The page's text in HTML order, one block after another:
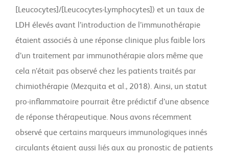
[Leucocytes]/[Leucocytes-Lymphocytes]) et un taux de
LDH élevés avant l’introduction de l’immunothérapie
étaient associés à une réponse clinique plus faible lors
d’un traitement par immunothérapie alors même que
cela n’était pas observé chez les patients traités par
chimiothérapie (Mezquita et al., 2018). Ainsi, un statut
pro-inflammatoire pourrait être prédictif d’une absence
de réponse thérapeutique. Nous avons récemment
observé que certains marqueurs immunologiques innés
circulants étaient aussi liés aux au pronostic de patients